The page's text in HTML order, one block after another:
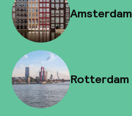
Amsterdam
Rotterdam